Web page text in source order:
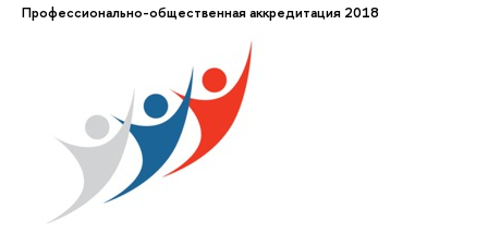
Профессионально-общественная аккредитация 2018